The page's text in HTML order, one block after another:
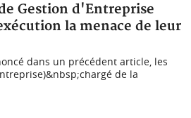
Gestion d'Entreprise
la menace de leur
dans un précédent article, les
de la